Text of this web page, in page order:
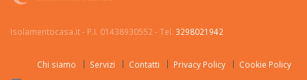
Isolamentocasa.it - P.I. 01438930552 - Tel. 3298021942
Chi siamo Servizi Contatti Privacy Policy Cookie Policy